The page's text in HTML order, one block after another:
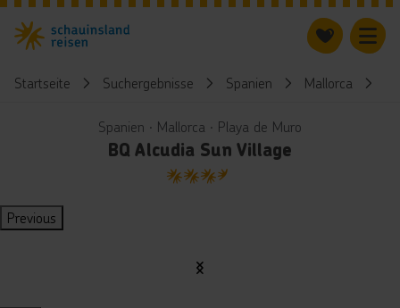
Startseite Suchergebnisse Spanien Mallorca
Spanien ∙ Mallorca ∙ Playa de Muro
BQ Alcudia Sun Village
3.5
Previous